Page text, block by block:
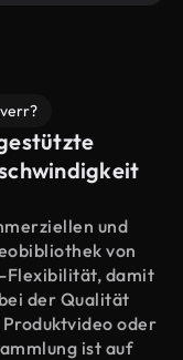
und
von
Flexibilität, damit
der Qualität
oder
ist auf